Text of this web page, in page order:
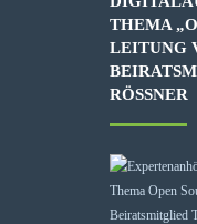
THEMA
LEITUNG
RÖSSNER